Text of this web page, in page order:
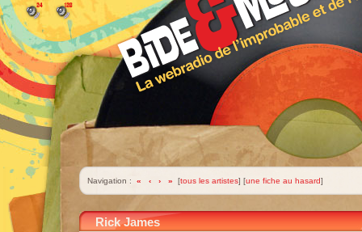
Navigation : « ‹ › » [tous les artistes] [une fiche au hasard]
Rick James